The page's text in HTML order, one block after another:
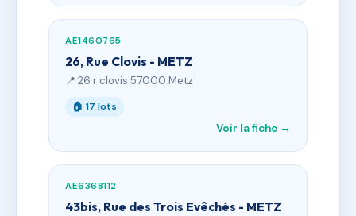
AE1460765
26, Rue Clovis - METZ
📍 26 r clovis 57000 Metz
🏠 17 lots
Voir la fiche →
AE6368112
43bis, Rue des Trois Evêchés - METZ